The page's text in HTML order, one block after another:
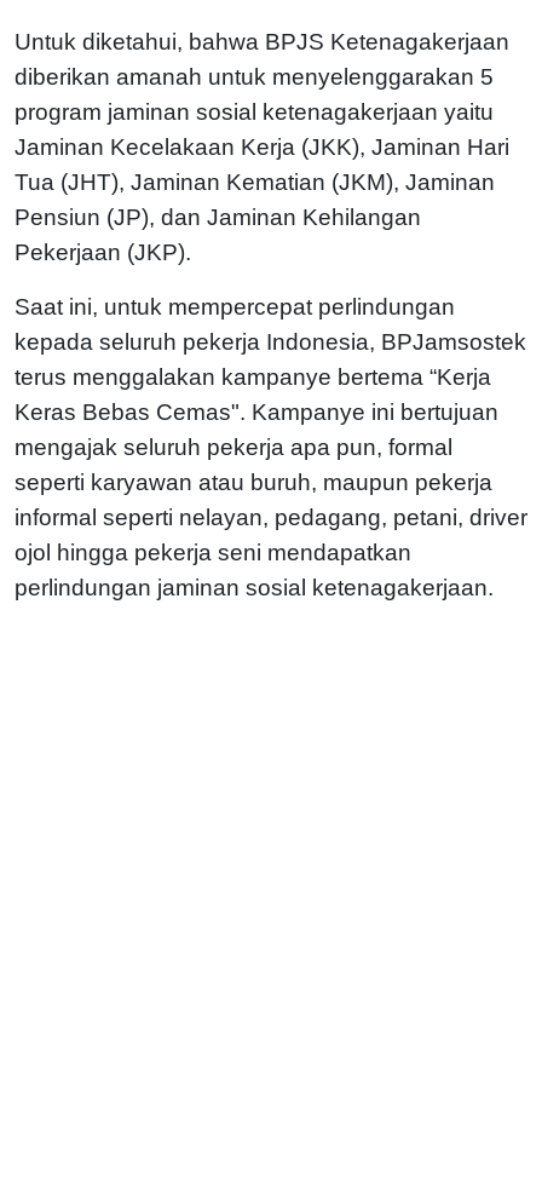
Untuk diketahui, bahwa BPJS Ketenagakerjaan
diberikan amanah untuk menyelenggarakan 5
program jaminan sosial ketenagakerjaan yaitu
Jaminan Kecelakaan Kerja (JKK), Jaminan Hari
Tua (JHT), Jaminan Kematian (JKM), Jaminan
Pensiun (JP), dan Jaminan Kehilangan
Pekerjaan (JKP).
Saat ini, untuk mempercepat perlindungan
kepada seluruh pekerja Indonesia, BPJamsostek
terus menggalakan kampanye bertema “Kerja
Keras Bebas Cemas". Kampanye ini bertujuan
mengajak seluruh pekerja apa pun, formal
seperti karyawan atau buruh, maupun pekerja
informal seperti nelayan, pedagang, petani, driver
ojol hingga pekerja seni mendapatkan
perlindungan jaminan sosial ketenagakerjaan.